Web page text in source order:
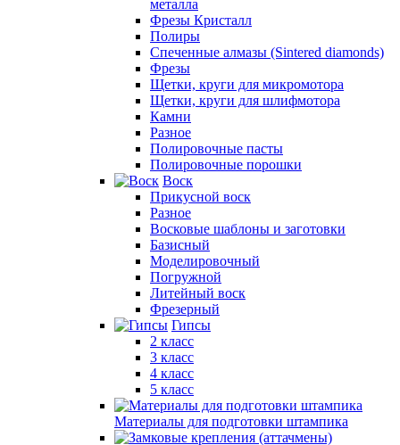
металла
Фрезы Кристалл
Полиры
Спеченные алмазы (Sintered diamonds)
Фрезы
Щетки, круги для микромотора
Щетки, круги для шлифмотора
Камни
Разное
Полировочные пасты
Полировочные порошки
Воск
Прикусной воск
Разное
Восковые шаблоны и заготовки
Базисный
Моделировочный
Погружной
Литейный воск
Фрезерный
Гипсы
2 класс
3 класс
4 класс
5 класс
Материалы для подготовки штампика